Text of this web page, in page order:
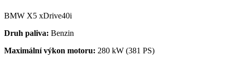
BMW X5 xDrive40i
Druh paliva: Benzin
Maximální výkon motoru: 280 kW (381 PS)